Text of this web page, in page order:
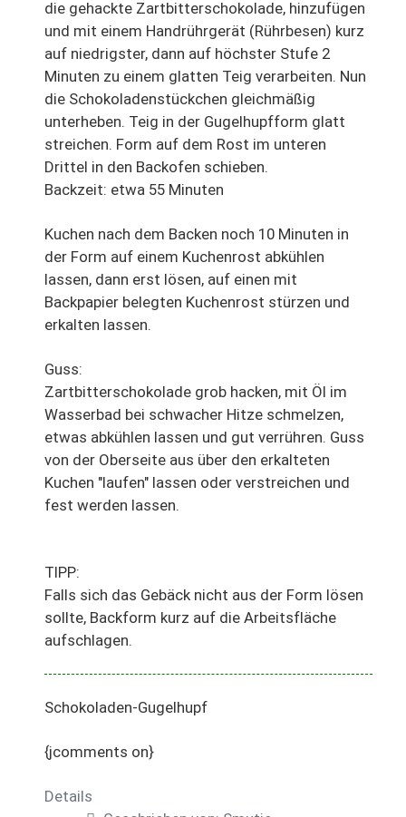
die gehackte Zartbitterschokolade, hinzufügen
und mit einem Handrührgerät (Rührbesen) kurz
auf niedrigster, dann auf höchster Stufe 2
Minuten zu einem glatten Teig verarbeiten. Nun
die Schokoladenstückchen gleichmäßig
unterheben. Teig in der Gugelhupfform glatt
streichen. Form auf dem Rost im unteren
Drittel in den Backofen schieben.
Backzeit: etwa 55 Minuten
Kuchen nach dem Backen noch 10 Minuten in
der Form auf einem Kuchenrost abkühlen
lassen, dann erst lösen, auf einen mit
Backpapier belegten Kuchenrost stürzen und
erkalten lassen.
Guss:
Zartbitterschokolade grob hacken, mit Öl im
Wasserbad bei schwacher Hitze schmelzen,
etwas abkühlen lassen und gut verrühren. Guss
von der Oberseite aus über den erkalteten
Kuchen "laufen" lassen oder verstreichen und
fest werden lassen.
TIPP:
Falls sich das Gebäck nicht aus der Form lösen
sollte, Backform kurz auf die Arbeitsfläche
aufschlagen.
Schokoladen-Gugelhupf
{jcomments on}
Details